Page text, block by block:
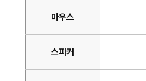
마우스
스피커